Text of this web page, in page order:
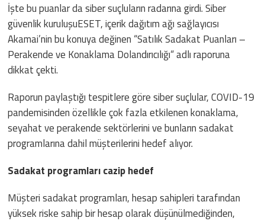
İşte bu puanlar da siber suçluların radarına girdi. Siber
güvenlik kuruluşuESET, içerik dağıtım ağı sağlayıcısı
Akamai’nin bu konuya değinen “Satılık Sadakat Puanları –
Perakende ve Konaklama Dolandırıcılığı“ adlı raporuna
dikkat çekti.
Raporun paylaştığı tespitlere göre siber suçlular, COVID-19
pandemisinden özellikle çok fazla etkilenen konaklama,
seyahat ve perakende sektörlerini ve bunların sadakat
programlarına dahil müşterilerini hedef alıyor.
Sadakat programları cazip hedef
Müşteri sadakat programları, hesap sahipleri tarafından
yüksek riske sahip bir hesap olarak düşünülmediğinden,